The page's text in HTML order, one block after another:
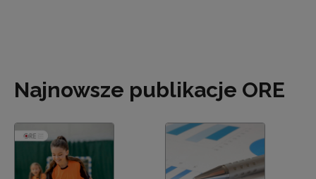
Najnowsze publikacje ORE